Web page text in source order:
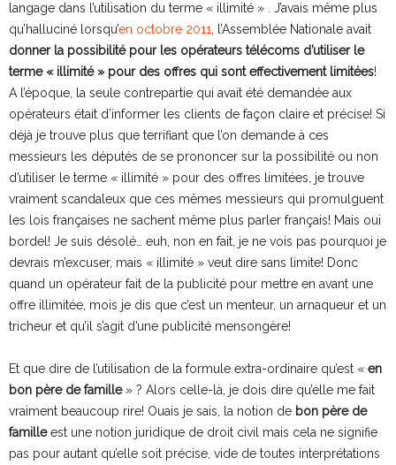
langage dans l’utilisation du terme « illimité » . J’avais même plus
qu’halluciné lorsqu’en octobre 2011
, l’Assemblée Nationale avait
donner la possibilité pour les opérateurs télécoms d’utiliser le
terme « illimité » pour des offres qui sont effectivement limitées!
A l’époque, la seule contrepartie qui avait été demandée aux
opérateurs était d’informer les clients de façon claire et précise! Si
déjà je trouve plus que terrifiant que l’on demande à ces
messieurs les députés de se prononcer sur la possibilité ou non
d’utiliser le terme « illimité » pour des offres limitées, je trouve
vraiment scandaleux que ces mêmes messieurs qui promulguent
les lois françaises ne sachent même plus parler français! Mais oui
bordel! Je suis désolé… euh, non en fait, je ne vois pas pourquoi je
devrais m’excuser, mais « illimité » veut dire sans limite! Donc
quand un opérateur fait de la publicité pour mettre en avant une
offre illimitée, mois je dis que c’est un menteur, un arnaqueur et un
tricheur et qu’il s’agit d’une publicité mensongère!
Et que dire de l’utilisation de la formule extra-ordinaire qu’est « en
bon père de famille» ? Alors celle-là, je dois dire qu’elle me fait
vraiment beaucoup rire! Ouais je sais, la notion de bon père de
familleest une notion juridique de droit civil mais cela ne signifie
pas pour autant qu’elle soit précise, vide de toutes interprétations